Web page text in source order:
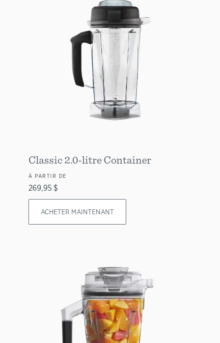
Classic 2.0-litre Container
À PARTIR DE
269,95 $
ACHETER MAINTENANT